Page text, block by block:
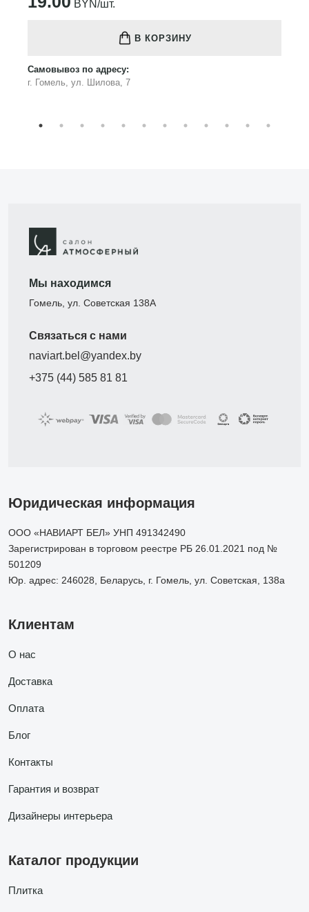
BYN/шт.
В КОРЗИНУ
Самовывоз по адресу:
г. Гомель, ул. Шилова, 7
Мы находимся
Гомель, ул. Советская 138А
Связаться с нами
naviart.bel@yandex.by
+375 (44) 585 81 81
Юридическая информация
ООО «НАВИАРТ БЕЛ» УНП 491342490
Зарегистрирован в торговом реестре РБ 26.01.2021 под №
501209
Юр. адрес: 246028, Беларусь, г. Гомель, ул. Советская, 138а
Клиентам
О нас
Доставка
Оплата
Блог
Контакты
Гарантия и возврат
Дизайнеры интерьера
Каталог продукции
Плитка